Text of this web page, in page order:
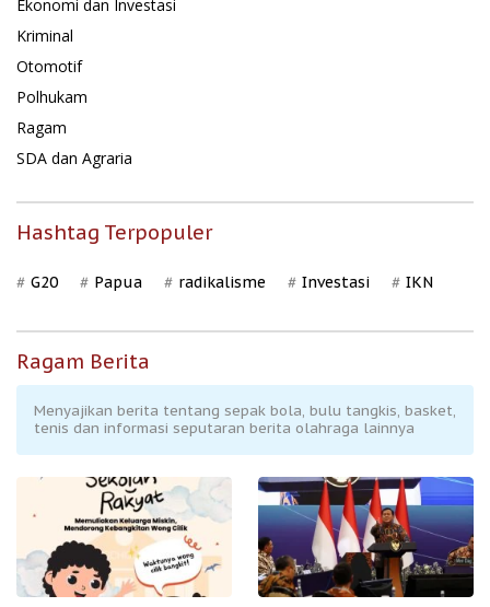
Ekonomi dan Investasi
Kriminal
Otomotif
Polhukam
Ragam
SDA dan Agraria
Hashtag Terpopuler
G20 Papua radikalisme Investasi IKN
Ragam Berita
Menyajikan berita tentang sepak bola, bulu tangkis, basket,
tenis dan informasi seputaran berita olahraga lainnya